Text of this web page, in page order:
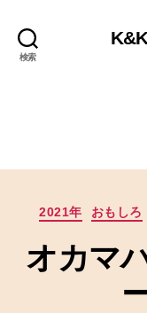
検索
2021年 おもしろ
オカマ